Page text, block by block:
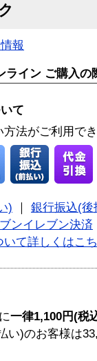
報
ライン ご購入の
て
方法がご利用で
)
銀行振込(後
ンイレブン決済
いて詳しくはこ
一律1,100円(税
い)のお客様は